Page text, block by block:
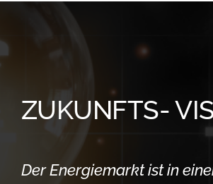
ZUKUNFTS-
Der Energiemarkt ist in